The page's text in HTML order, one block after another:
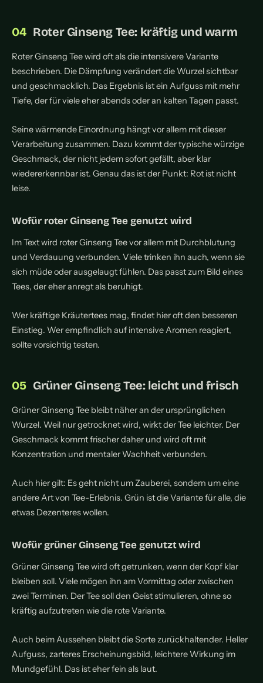
Roter Ginseng Tee: kräftig und warm
Roter Ginseng Tee wird oft als die intensivere Variante
beschrieben. Die Dämpfung verändert die Wurzel sichtbar
und geschmacklich. Das Ergebnis ist ein Aufguss mit mehr
Tiefe, der für viele eher abends oder an kalten Tagen passt.
Seine wärmende Einordnung hängt vor allem mit dieser
Verarbeitung zusammen. Dazu kommt der typische würzige
Geschmack, der nicht jedem sofort gefällt, aber klar
wiedererkennbar ist. Genau das ist der Punkt: Rot ist nicht
leise.
Wofür roter Ginseng Tee genutzt wird
Im Text wird roter Ginseng Tee vor allem mit Durchblutung
und Verdauung verbunden. Viele trinken ihn auch, wenn sie
sich müde oder ausgelaugt fühlen. Das passt zum Bild eines
Tees, der eher anregt als beruhigt.
Wer kräftige Kräutertees mag, findet hier oft den besseren
Einstieg. Wer empfindlich auf intensive Aromen reagiert,
sollte vorsichtig testen.
Grüner Ginseng Tee: leicht und frisch
Grüner Ginseng Tee bleibt näher an der ursprünglichen
Wurzel. Weil nur getrocknet wird, wirkt der Tee leichter. Der
Geschmack kommt frischer daher und wird oft mit
Konzentration und mentaler Wachheit verbunden.
Auch hier gilt: Es geht nicht um Zauberei, sondern um eine
andere Art von Tee-Erlebnis. Grün ist die Variante für alle, die
etwas Dezenteres wollen.
Wofür grüner Ginseng Tee genutzt wird
Grüner Ginseng Tee wird oft getrunken, wenn der Kopf klar
bleiben soll. Viele mögen ihn am Vormittag oder zwischen
zwei Terminen. Der Tee soll den Geist stimulieren, ohne so
kräftig aufzutreten wie die rote Variante.
Auch beim Aussehen bleibt die Sorte zurückhaltender. Heller
Aufguss, zarteres Erscheinungsbild, leichtere Wirkung im
Mundgefühl. Das ist eher fein als laut.